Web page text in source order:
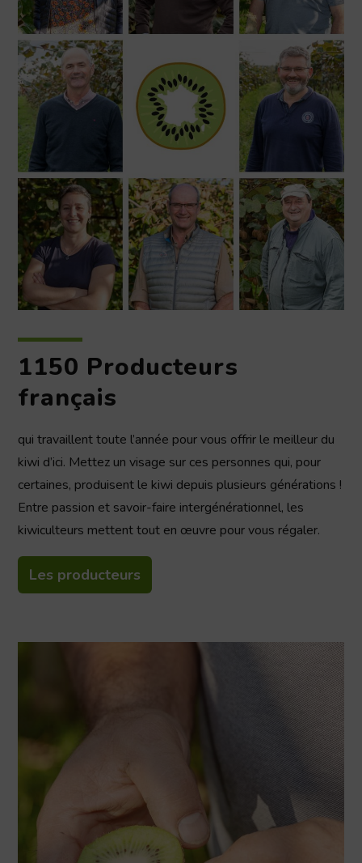
1150 Producteurs
français
qui travaillent toute l’année pour vous offrir le meilleur du
kiwi d’ici. Mettez un visage sur ces personnes qui, pour
certaines, produisent le kiwi depuis plusieurs générations !
Entre passion et savoir-faire intergénérationnel, les
kiwiculteurs mettent tout en œuvre pour vous régaler.
Les producteurs